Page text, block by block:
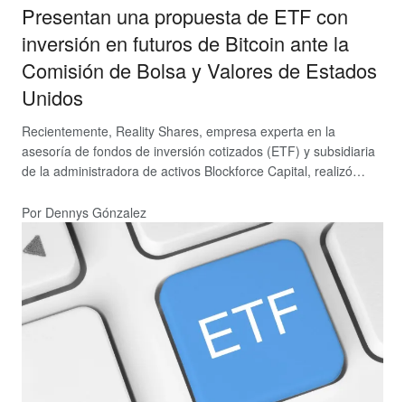
Presentan una propuesta de ETF con
inversión en futuros de Bitcoin ante la
Comisión de Bolsa y Valores de Estados
Unidos
Recientemente, Reality Shares, empresa experta en la
asesoría de fondos de inversión cotizados (ETF) y subsidiaria
de la administradora de activos Blockforce Capital, realizó…
Por Dennys Gónzalez